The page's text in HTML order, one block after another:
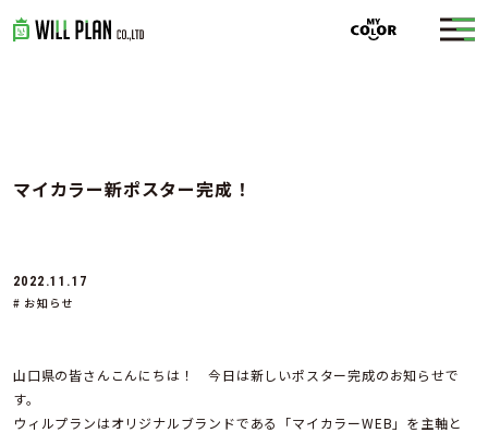
マイカラー新ポスター完成！
2022.11.17
# お知らせ
山口県の皆さんこんにちは！ 今日は新しいポスター完成のお知らせで
す。
ウィルプランはオリジナルブランドである「マイカラーWEB」を主軸と